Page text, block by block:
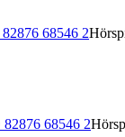
68546 2
82876 68546 2